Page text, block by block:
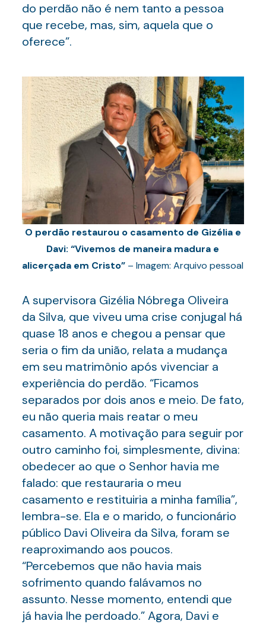
do perdão não é nem tanto a pessoa
que recebe, mas, sim, aquela que o
oferece”.
O perdão restaurou o casamento de Gizélia e
Davi: “Vivemos de maneira madura e
alicerçada em Cristo” – Imagem: Arquivo pessoal
A supervisora Gizélia Nóbrega Oliveira
da Silva, que viveu uma crise conjugal há
quase 18 anos e chegou a pensar que
seria o fim da união, relata a mudança
em seu matrimônio após vivenciar a
experiência do perdão. “Ficamos
separados por dois anos e meio. De fato,
eu não queria mais reatar o meu
casamento. A motivação para seguir por
outro caminho foi, simplesmente, divina:
obedecer ao que o Senhor havia me
falado: que restauraria o meu
casamento e restituiria a minha família”,
lembra-se. Ela e o marido, o funcionário
público Davi Oliveira da Silva, foram se
reaproximando aos poucos.
“Percebemos que não havia mais
sofrimento quando falávamos no
assunto. Nesse momento, entendi que
já havia lhe perdoado.” Agora, Davi e